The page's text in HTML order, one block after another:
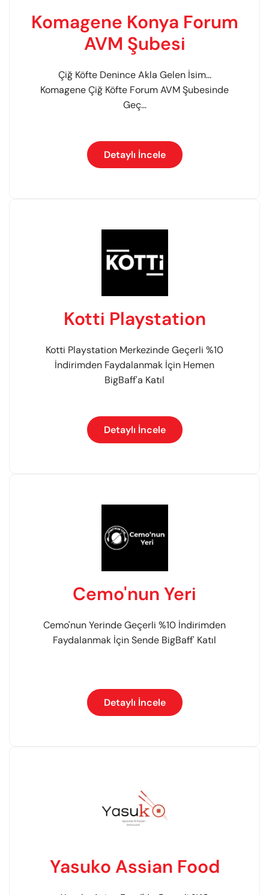
Komagene Konya Forum
AVM Şubesi
Çiğ Köfte Denince Akla Gelen İsim...
Komagene Çiğ Köfte Forum AVM Şubesinde
Geç...
Detaylı İncele
Kotti Playstation
Kotti Playstation Merkezinde Geçerli %10
İndirimden Faydalanmak İçin Hemen
BigBaff'a Katıl
Detaylı İncele
Cemo'nun Yeri
Cemo'nun Yerinde Geçerli %10 İndirimden
Faydalanmak İçin Sende BigBaff' Katıl
Detaylı İncele
Yasuko Assian Food